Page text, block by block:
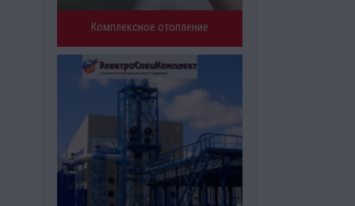
Комплексное отопление